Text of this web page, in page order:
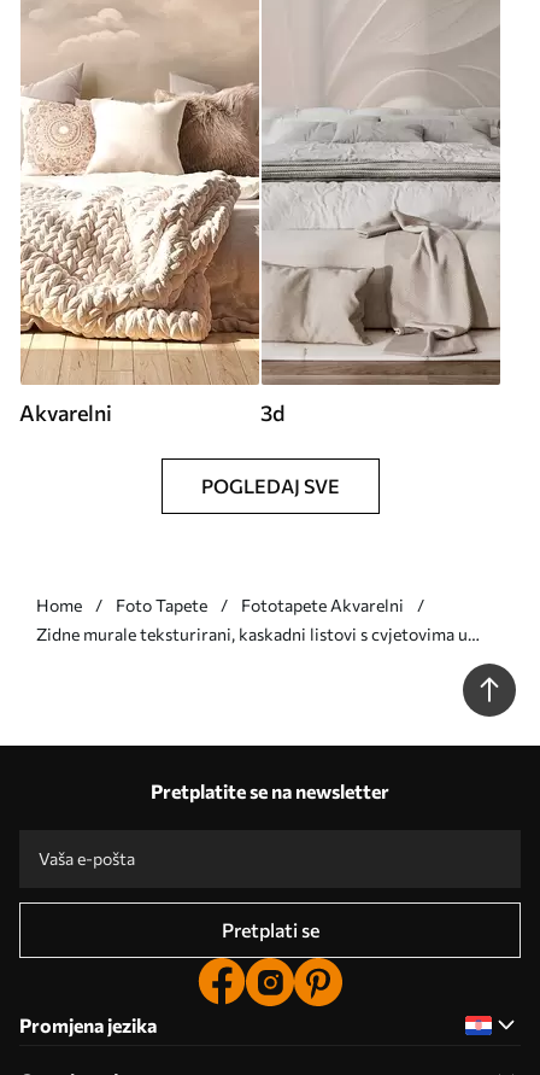
Akvarelni 3d
POGLEDAJ SVE
Home Foto Tapete
Fototapete Akvarelni
Zidne murale teksturirani, kaskadni listovi s cvjetovima u
Pretplatite se na newsletter
Pretplati se
Promjena jezika